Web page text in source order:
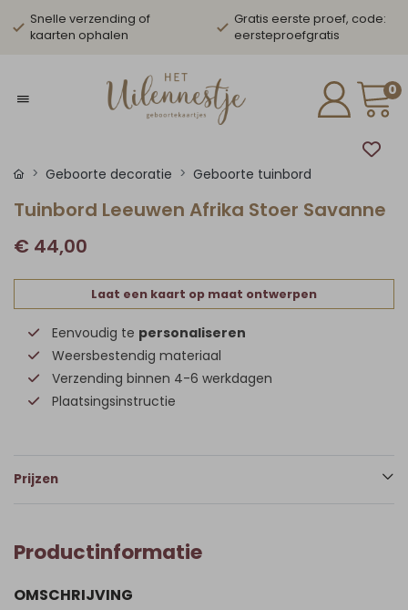
Snelle verzending of
kaarten ophalen
Gratis eerste proef, code:
eersteproefgratis
0
Geboorte decoratie Geboorte tuinbord
Tuinbord Leeuwen Afrika Stoer Savanne
€ 44,00
Laat een kaart op maat ontwerpen
Eenvoudig te personaliseren
Weersbestendig materiaal
Verzending binnen 4-6 werkdagen
Plaatsingsinstructie
Prijzen
Productinformatie
OMSCHRIJVING